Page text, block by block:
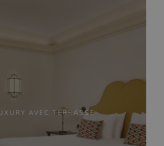
AVEC TERRASSE